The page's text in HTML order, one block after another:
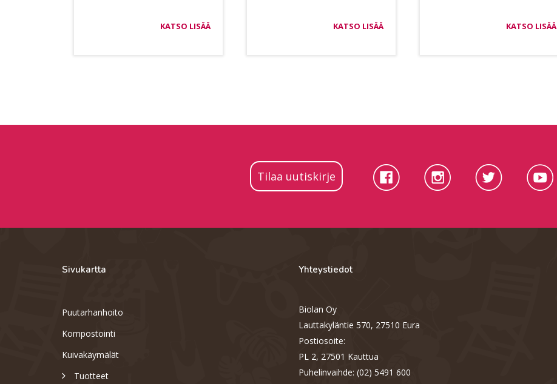
KATSO LISÄÄ KATSO LISÄÄ KATSO LISÄÄ
Tilaa uutiskirje
Sivukartta
Puutarhanhoito
Kompostointi
Kuivakäymälät
Tuotteet
Yhteystiedot
Biolan Oy
Lauttakyläntie 570, 27510 Eura
Postiosoite:
PL 2, 27501 Kauttua
Puhelinvaihde: (02) 5491 600